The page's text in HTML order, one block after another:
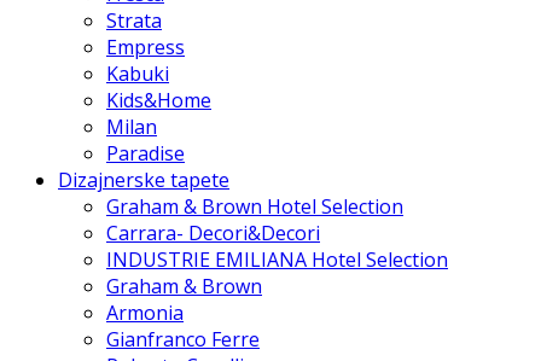
Strata
Empress
Kabuki
Kids&Home
Milan
Paradise
Dizajnerske tapete
Graham & Brown Hotel Selection
Carrara- Decori&Decori
INDUSTRIE EMILIANA Hotel Selection
Graham & Brown
Armonia
Gianfranco Ferre